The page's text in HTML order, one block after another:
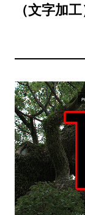
（文字加工